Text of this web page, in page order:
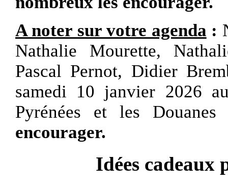
A noter sur votre agenda :
Nathalie Mourette,
Pascal Pernot, Didier
samedi 10 janvier 2026
Pyrénées et les
encourager.
Idées cadeaux